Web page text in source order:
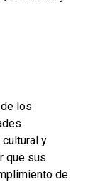
los
y
que sus
de